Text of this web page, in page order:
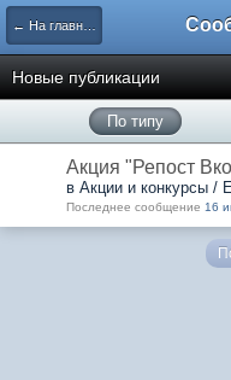
← На главную
Новые публикации
По типу
Акция "Репост
в Акции и конкурсы /
Последнее сообщение 16